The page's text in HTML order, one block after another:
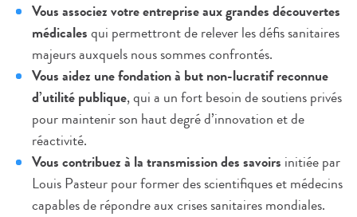
Vous associez votre entreprise aux grandes découvertes
médicalesqui permettront de relever les défis sanitaires
majeurs auxquels nous sommes confrontés.
Vous aidez une fondation à but non-lucratif reconnue
d’utilité publique, qui a un fort besoin de soutiens privés
pour maintenir son haut degré d’innovation et de
réactivité.
Vous contribuez à la transmission des savoirs initiée par
Louis Pasteur pour former des scientifiques et médecins
capables de répondre aux crises sanitaires mondiales.